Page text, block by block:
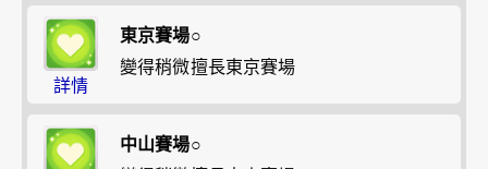
詳情
東京賽場○
變得稍微擅長東京賽場
中山賽場○